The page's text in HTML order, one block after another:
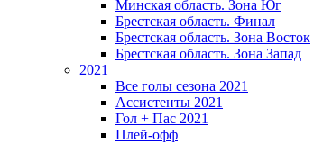
Минская область. Зона Юг
Брестская область. Финал
Брестская область. Зона Восток
Брестская область. Зона Запад
2021
Все голы сезона 2021
Ассистенты 2021
Гол + Пас 2021
Плей-офф